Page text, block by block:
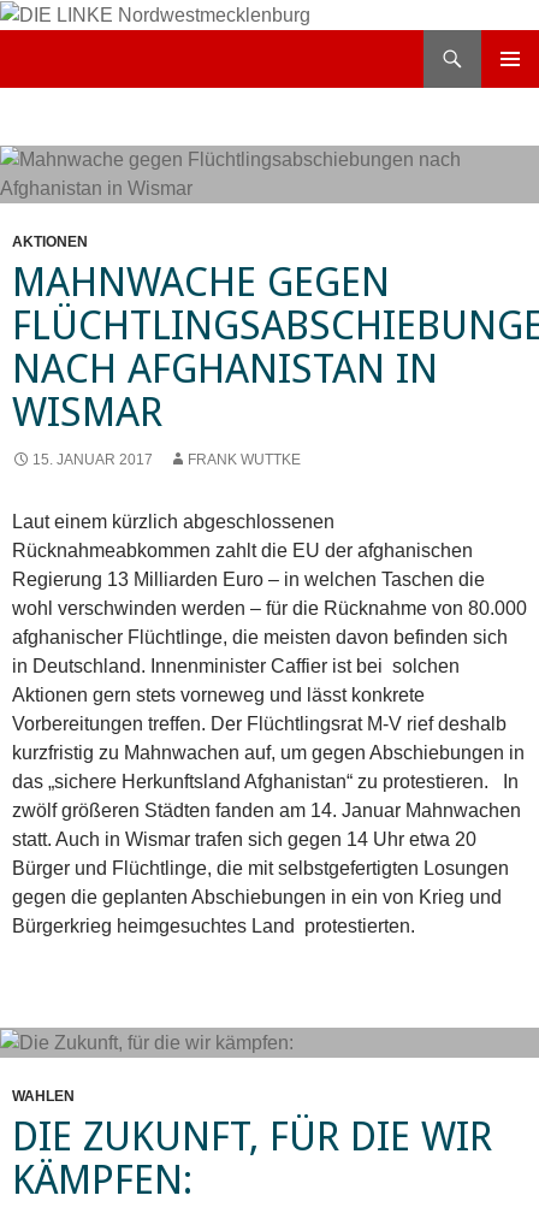
Zum
AKTIONEN
MAHNWACHE GEGEN
NACH AFGHANISTAN IN
WISMAR
15. JANUAR 2017 FRANK WUTTKE
Laut einem kürzlich abgeschlossenen
Rücknahmeabkommen zahlt die EU der afghanischen
Regierung 13 Milliarden Euro – in welchen Taschen die
wohl verschwinden werden – für die Rücknahme von 80.000
afghanischer Flüchtlinge, die meisten davon befinden sich
in Deutschland. Innenminister Caffier ist bei solchen
Aktionen gern stets vorneweg und lässt konkrete
Vorbereitungen treffen. Der Flüchtlingsrat M-V rief deshalb
kurzfristig zu Mahnwachen auf, um gegen Abschiebungen in
das „sichere Herkunftsland Afghanistan“ zu protestieren. In
zwölf größeren Städten fanden am 14. Januar Mahnwachen
statt. Auch in Wismar trafen sich gegen 14 Uhr etwa 20
Bürger und Flüchtlinge, die mit selbstgefertigten Losungen
gegen die geplanten Abschiebungen in ein von Krieg und
Bürgerkrieg heimgesuchtes Land protestierten.
WAHLEN
DIE ZUKUNFT, FÜR DIE WIR
KÄMPFEN: